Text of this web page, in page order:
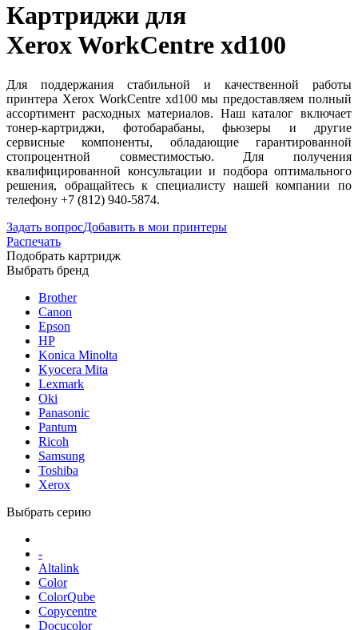
Картриджи для
Xerox WorkCentre xd100
Для поддержания стабильной и качественной работы
принтера Xerox WorkCentre xd100 мы предоставляем полный
ассортимент расходных материалов. Наш каталог включает
тонер-картриджи, фотобарабаны, фьюзеры и другие
сервисные компоненты, обладающие гарантированной
стопроцентной совместимостью. Для получения
квалифицированной консультации и подбора оптимального
решения, обращайтесь к специалисту нашей компании по
телефону +7 (812) 940-5874.
Задать вопросДобавить в мои принтеры
Распечать
Подобрать картридж
Выбрать бренд
Brother
Canon
Epson
HP
Konica Minolta
Kyocera Mita
Lexmark
Oki
Panasonic
Pantum
Ricoh
Samsung
Toshiba
Xerox
Выбрать серию
-
Altalink
Color
ColorQube
Copycentre
Docucolor